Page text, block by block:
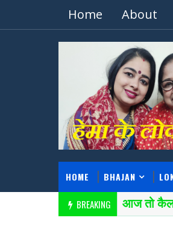
Home About
HOME BHAJAN
BREAKING
Lyrics- आज तो कैलाश